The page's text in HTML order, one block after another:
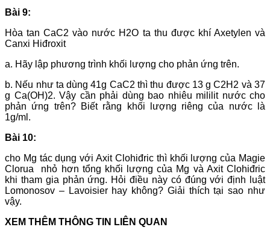
Bài 9:
Hòa tan CaC2 vào nước H2O ta thu được khí Axetylen và
Canxi Hiđroxit
a. Hãy lập phương trình khối lượng cho phản ứng trên.
b. Nếu như ta dùng 41g CaC2 thì thu được 13 g C2H2 và 37
g Ca(OH)2. Vậy cần phải dùng bao nhiêu mililit nước cho
phản ứng trên? Biết rằng khối lượng riêng của nước là
1g/ml.
Bài 10:
cho Mg tác dụng với Axit Clohiđric thì khối lượng của Magie
Clorua nhỏ hơn tổng khối lượng của Mg và Axit Clohiđric
khi tham gia phản ứng. Hỏi điều này có đúng với định luật
Lomonosov – Lavoisier hay không? Giải thích tại sao như
vậy.
XEM THÊM THÔNG TIN LIÊN QUAN